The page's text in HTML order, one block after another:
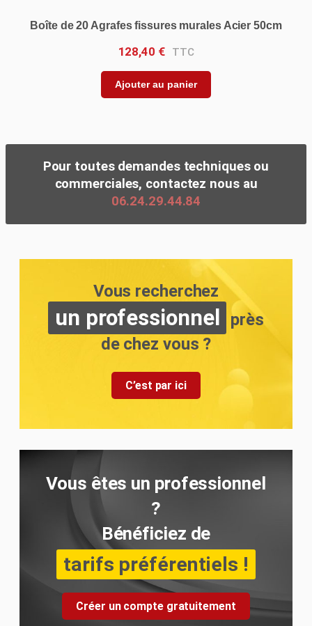
Boîte de 20 Agrafes fissures murales Acier 50cm
128,40 €
Ajouter au panier
Pour toutes demandes techniques ou
commerciales, contactez nous au
06.24.29.44.84
Vous recherchez
un professionnel
près
de chez vous ?
C’est par ici
Vous êtes un professionnel
?
Bénéficiez de
tarifs préférentiels !
Créer un compte gratuitement